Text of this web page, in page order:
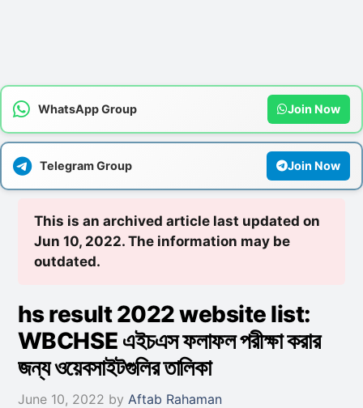
WhatsApp Group Join Now
Telegram Group Join Now
This is an archived article last updated on
Jun 10, 2022. The information may be
outdated.
hs result 2022 website list:
WBCHSE এইচএস ফলাফল পরীক্ষা করার
জন্য ওয়েবসাইটগুলির তালিকা
June 10, 2022 by Aftab Rahaman